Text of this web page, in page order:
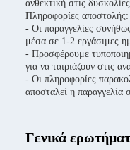
ανθεκτική στις
Πληροφορίες αποστολής:
- Οι παραγγελίες
μέσα σε 1-2 εργάσιμες
- Προσφέρουμε
για να ταιριάζουν στις
- Οι πληροφορίες
αποσταλεί η παραγγελία
Γενικά